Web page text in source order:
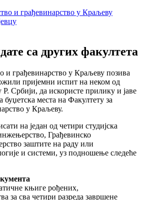
са других факултета
и грађевинарство у Краљеву позива
пријемни испит на неком од
Р. Србији, да искористе прилику и јаве
буџетска места на Факултету за
у Краљеву.
на један од четири студијска
Грађевинско
заштите на раду или
и системи, уз подношење следеће
књиге рођених,
за сва четири разреда завршене